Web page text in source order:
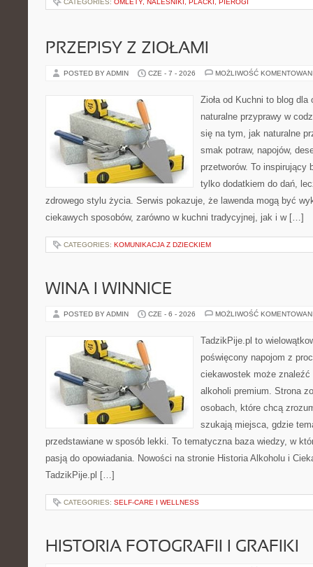
CATEGORIES: OMLETY, NALEŚNIKI, PLACKI, PIEROGI
PRZEPISY Z ZIOŁAMI
POSTED BY ADMIN CZE - 7 - 2026 MOŻLIWOŚĆ
Zioła od Kuchni to blog dla
naturalne przyprawy w
się na tym, jak naturalne
smak potraw, napojów,
przetworów. To inspirujący
tylko dodatkiem do dań,
zdrowego stylu życia. Serwis pokazuje, że lawenda mogą być
ciekawych sposobów, zarówno w kuchni tradycyjnej, jak i w […]
CATEGORIES: KOMUNIKACJA Z DZIECKIEM
WINA I WINNICE
POSTED BY ADMIN CZE - 6 - 2026 MOŻLIWOŚĆ
TadzikPije.pl to
poświęcony napojom z
ciekawostek może
alkoholi premium. Strona
osobach, które chcą
szukają miejsca, gdzie
przedstawiane w sposób lekki. To tematyczna baza wiedzy, w
pasją do opowiadania. Nowości na stronie Historia Alkoholu i
TadzikPije.pl […]
CATEGORIES: SELF-CARE I WELLNESS
HISTORIA FOTOGRAFII I GRAFIKI